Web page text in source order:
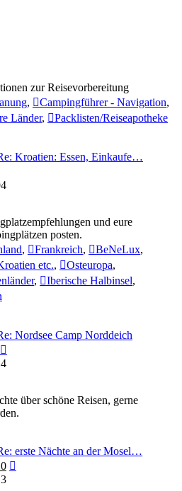
zur Reisevorbereitung
, Campingführer - Navigation,
Länder,
Packlisten/Reiseapotheke
Kroatien: Essen, Einkaufe…
und eure
posten.
, Frankreich, BeNeLux,
etc., Osteuropa,
, Iberische Halbinsel,
Nordsee Camp Norddeich
über schöne Reisen, gerne
erste Nächte an der Mosel…